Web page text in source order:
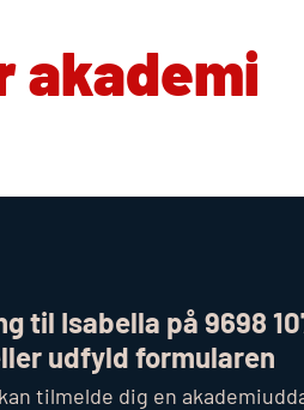
akademi
til Isabella på 9698
udfyld formularen
tilmelde dig en